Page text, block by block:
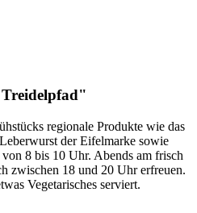
regionale Produkte wie das
der Eifelmarke sowie
8 bis 10 Uhr. Abends am frisch
zwischen 18 und 20 Uhr erfreuen.
Vegetarisches serviert.